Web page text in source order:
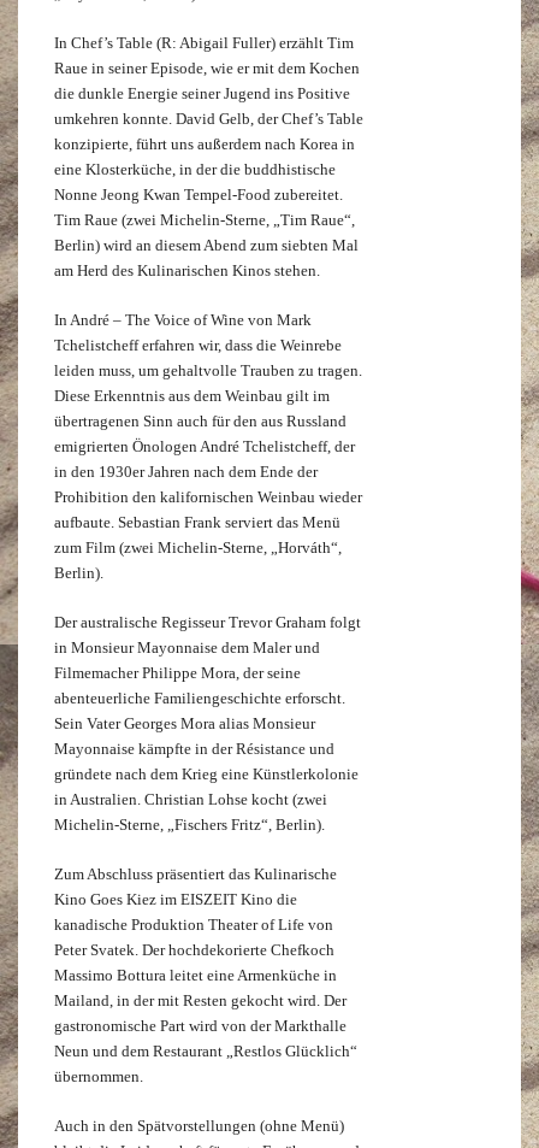
In Chef’s Table (R: Abigail Fuller) erzählt Tim
Raue in seiner Episode, wie er mit dem Kochen
die dunkle Energie seiner Jugend ins Positive
umkehren konnte. David Gelb, der Chef’s Table
konzipierte, führt uns außerdem nach Korea in
eine Klosterküche, in der die buddhistische
Nonne Jeong Kwan Tempel-Food zubereitet.
Tim Raue (zwei Michelin-Sterne, „Tim Raue“,
Berlin) wird an diesem Abend zum siebten Mal
am Herd des Kulinarischen Kinos stehen.
In André – The Voice of Wine von Mark
Tchelistcheff erfahren wir, dass die Weinrebe
leiden muss, um gehaltvolle Trauben zu tragen.
Diese Erkenntnis aus dem Weinbau gilt im
übertragenen Sinn auch für den aus Russland
emigrierten Önologen André Tchelistcheff, der
in den 1930er Jahren nach dem Ende der
Prohibition den kalifornischen Weinbau wieder
aufbaute. Sebastian Frank serviert das Menü
zum Film (zwei Michelin-Sterne, „Horváth“,
Berlin).
Der australische Regisseur Trevor Graham folgt
in Monsieur Mayonnaise dem Maler und
Filmemacher Philippe Mora, der seine
abenteuerliche Familiengeschichte erforscht.
Sein Vater Georges Mora alias Monsieur
Mayonnaise kämpfte in der Résistance und
gründete nach dem Krieg eine Künstlerkolonie
in Australien. Christian Lohse kocht (zwei
Michelin-Sterne, „Fischers Fritz“, Berlin).
Zum Abschluss präsentiert das Kulinarische
Kino Goes Kiez im EISZEIT Kino die
kanadische Produktion Theater of Life von
Peter Svatek. Der hochdekorierte Chefkoch
Massimo Bottura leitet eine Armenküche in
Mailand, in der mit Resten gekocht wird. Der
gastronomische Part wird von der Markthalle
Neun und dem Restaurant „Restlos Glücklich“
übernommen.
Auch in den Spätvorstellungen (ohne Menü)